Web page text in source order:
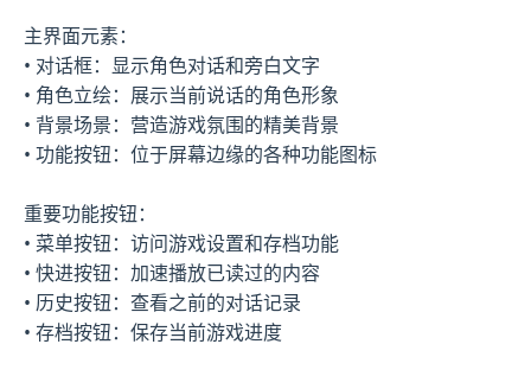
主界面元素：
• 对话框：显示角色对话和旁白文字
• 角色立绘：展示当前说话的角色形象
• 背景场景：营造游戏氛围的精美背景
• 功能按钮：位于屏幕边缘的各种功能图标
重要功能按钮：
• 菜单按钮：访问游戏设置和存档功能
• 快进按钮：加速播放已读过的内容
• 历史按钮：查看之前的对话记录
• 存档按钮：保存当前游戏进度